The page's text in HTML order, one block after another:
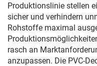
Produktionslinie stellen
sicher und verhindern
Rohstoffe maximal
rasch an
anzupassen. Die PVC-